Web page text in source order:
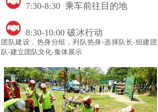
7:30-8:30 乘车前往目的地
8:30-10:00 破冰行动
团队建设，热身分组，列队热身-选择队长-组建团
队-建立团队文化-集体展示